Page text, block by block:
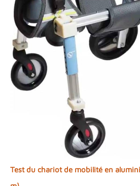
Test du chariot de mobilité en